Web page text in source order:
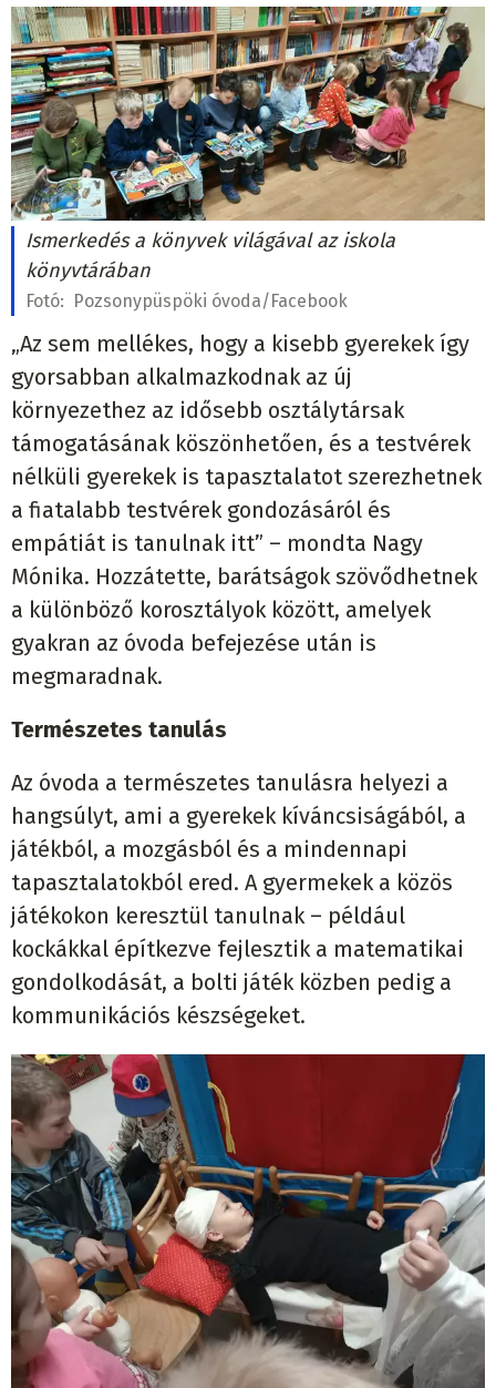
Ismerkedés a könyvek világával az iskola
könyvtárában
Fotó: Pozsonypüspöki óvoda/Facebook
„Az sem mellékes, hogy a kisebb gyerekek így
gyorsabban alkalmazkodnak az új
környezethez az idősebb osztálytársak
támogatásának köszönhetően, és a testvérek
nélküli gyerekek is tapasztalatot szerezhetnek
a fiatalabb testvérek gondozásáról és
empátiát is tanulnak itt” – mondta Nagy
Mónika. Hozzátette, barátságok szövődhetnek
a különböző korosztályok között, amelyek
gyakran az óvoda befejezése után is
megmaradnak.
Természetes tanulás
Az óvoda a természetes tanulásra helyezi a
hangsúlyt, ami a gyerekek kíváncsiságából, a
játékból, a mozgásból és a mindennapi
tapasztalatokból ered. A gyermekek a közös
játékokon keresztül tanulnak – például
kockákkal építkezve fejlesztik a matematikai
gondolkodását, a bolti játék közben pedig a
kommunikációs készségeket.